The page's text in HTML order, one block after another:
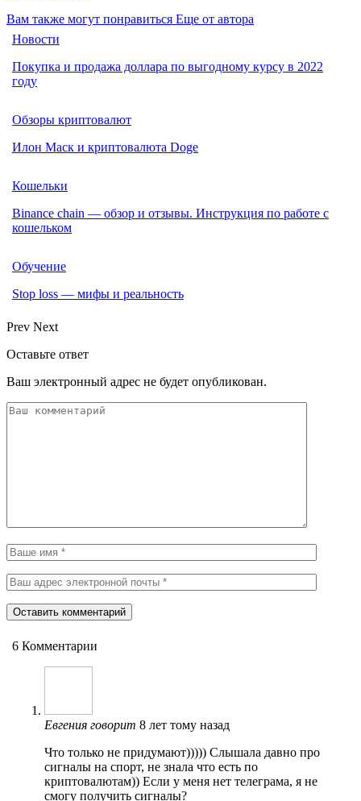
Вам также могут понравиться Еще от автора
Новости
Покупка и продажа доллара по выгодному курсу в 2022
году
Обзоры криптовалют
Илон Маск и криптовалюта Doge
Кошельки
Binance chain — обзор и отзывы. Инструкция по работе с
кошельком
Обучение
Stop loss — мифы и реальность
Prev Next
Оставьте ответ
Ваш электронный адрес не будет опубликован.
6 Комментарии
Евгения говорит 8 лет тому назад
Что только не придумают))))) Слышала давно про
сигналы на спорт, не знала что есть по
криптовалютам)) Если у меня нет телеграма, я не
смогу получить сигналы?